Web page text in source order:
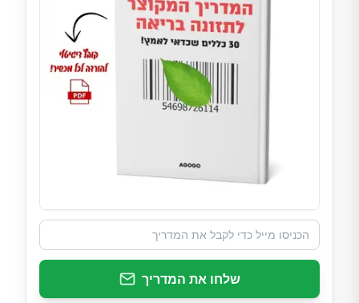
שלחו את המדריך